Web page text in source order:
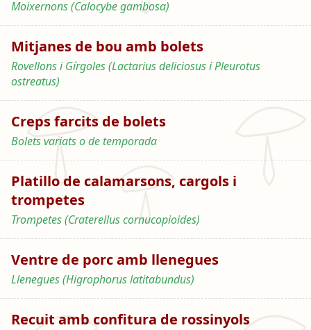
Moixernons (Calocybe gambosa)
Mitjanes de bou amb bolets
Rovellons i Gírgoles (Lactarius deliciosus i Pleurotus
ostreatus)
Creps farcits de bolets
Bolets variats o de temporada
Platillo de calamarsons, cargols i
trompetes
Trompetes (Craterellus cornucopioides)
Ventre de porc amb llenegues
Llenegues (Higrophorus latitabundus)
Recuit amb confitura de rossinyols